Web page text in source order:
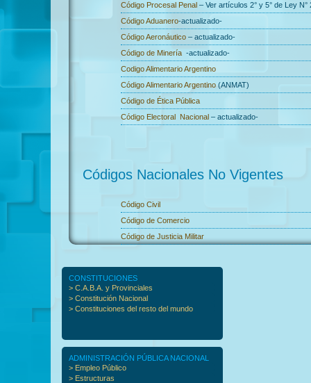
Código Procesal Penal – Ver artículos 2° y 5° de Ley N°
Código Aduanero-actualizado-
Código Aeronáutico– actualizado-
Código de Minería-actualizado-
Codigo Alimentario Argentino
Código Alimentario Argentino(ANMAT)
Código de Ética Pública
Código Electoral Nacional – actualizado-
Códigos Nacionales No Vigentes
Código Civil
Código de Comercio
Código de Justicia Militar
CONSTITUCIONES
> C.A.B.A. y Provinciales
> Constitución Nacional
> Constituciones del resto del mundo
ADMINISTRACIÓN PÚBLICA NACIONAL
> Empleo Público
> Estructuras